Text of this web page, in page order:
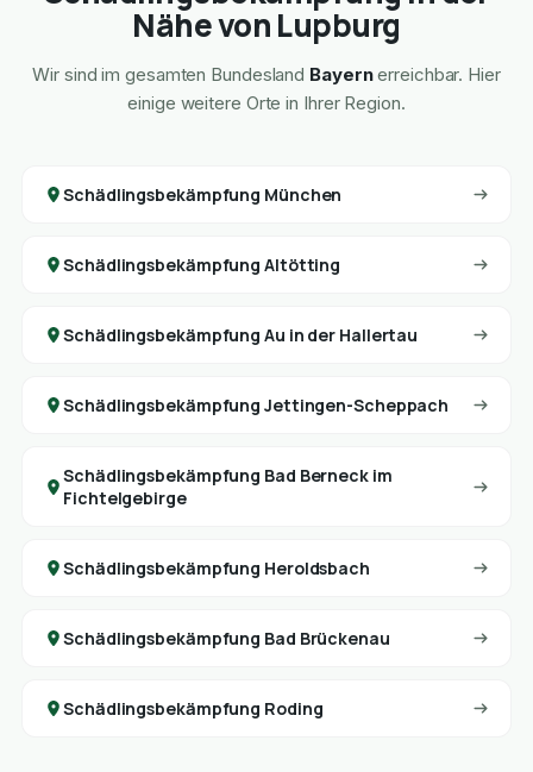
Nähe von Lupburg
Wir sind im gesamten Bundesland Bayernerreichbar. Hier
einige weitere Orte in Ihrer Region.
Schädlingsbekämpfung München
Schädlingsbekämpfung Altötting
Schädlingsbekämpfung Au in der Hallertau
Schädlingsbekämpfung Jettingen-Scheppach
Schädlingsbekämpfung Bad Berneck im
Fichtelgebirge
Schädlingsbekämpfung Heroldsbach
Schädlingsbekämpfung Bad Brückenau
Schädlingsbekämpfung Roding